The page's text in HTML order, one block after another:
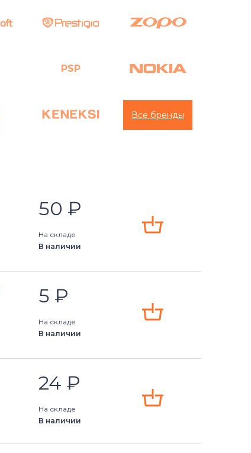
PSP
Все бренды
50 ₽
На складе
В наличии
5 ₽
На складе
В наличии
24 ₽
На складе
В наличии